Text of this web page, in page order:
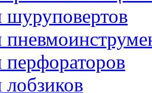
шуруповертов